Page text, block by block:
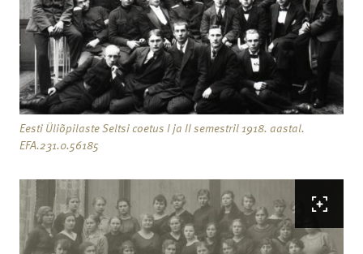
Eesti Üliõpilaste Seltsi coetus I ja II semestril 1918. aastal.
EFA.231.0.56185